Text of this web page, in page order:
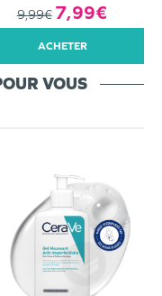
9,99€ 7,99€
ACHETER
VOUS